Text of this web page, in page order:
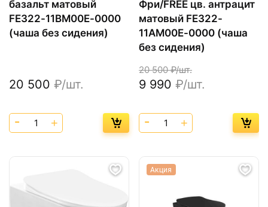
базальт матовый
FE322-11BM00E-0000
(чаша без сидения)
20 500 ₽/шт.
Фри/FREE цв. антрацит
матовый FE322-
11AM00E-0000 (чаша
без сидения)
20 500₽/шт.
9 990 ₽/шт.
Акция